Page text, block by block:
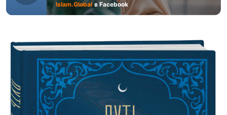
Islam.Global в Facebook